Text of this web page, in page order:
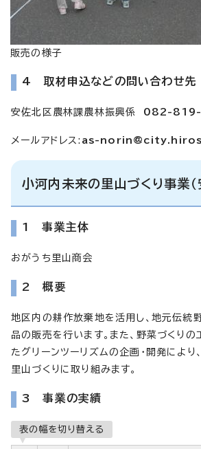
販売の様子
4 取材申込などの問い合わせ先
安佐北区農林課農林振興係 082-
メールアドレス: as-
小河内未来の里山づくり事業（
1 事業主体
おがうち里山商会
2 概要
地区内の耕作放棄地を活用し、地元伝統
品の販売を行います。また、野菜づくり
たグリーンツーリズムの企画・開発により
里山づくりに取り組みます。
3 事業の実績
表の幅を切り替える